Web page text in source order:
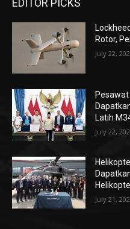
Rotor,
July 22,
Latih
July 22,
July 21,